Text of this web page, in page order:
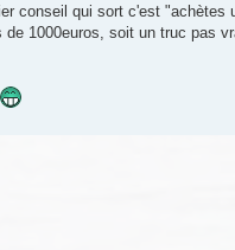
conseil qui sort c'est "achètes
1000euros, soit un truc pas